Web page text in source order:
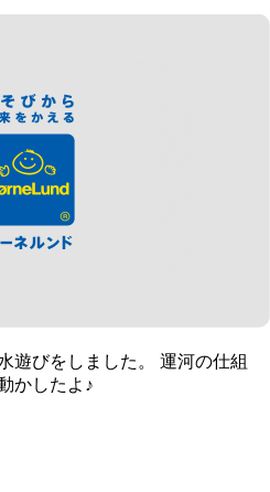
遊びをしました。 運河の仕組
かしたよ♪